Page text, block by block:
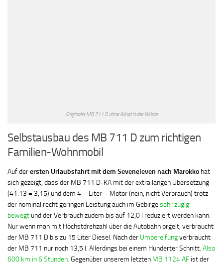
Originaler MB 711 D ohne Allrad in der Wüste
Selbstausbau des MB 711 D zum richtigen
Familien-Wohnmobil
Auf derersten Urlaubsfahrt mit dem Seveneleven nach Marokko hat
sich gezeigt, dass der MB 711 D-KA mit der extra langen Übersetzung
(41:13 = 3,15) und dem 4 – Liter – Motor (nein, nicht Verbrauch) trotz
der nominal recht geringen Leistung auch im Gebirgesehr zügig
bewegt und der Verbrauch zudem bis auf 12,0 l reduziert werden kann.
Nur wenn man mit Höchstdrehzahl über die Autobahn orgelt, verbraucht
der MB 711 D bis zu 15 Liter Diesel. Nach der Umbereifungverbraucht
der MB 711 nur noch 13,5 l. Allerdings bei einem Hunderter Schnitt. Also
600 km in 6 Stunden. Gegenüber unserem letzten MB 1124 AF ist der